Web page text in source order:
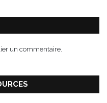
un commentaire.